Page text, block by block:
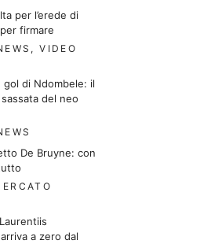
per l’erede di
firmare
,VIDEO
gol di Ndombele: il
del neo
De Bruyne: con
a zero dal